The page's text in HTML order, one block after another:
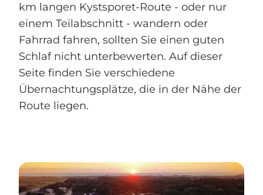
km langen Kystsporet-Route - oder nur
einem Teilabschnitt - wandern oder
Fahrrad fahren, sollten Sie einen guten
Schlaf nicht unterbewerten. Auf dieser
Seite finden Sie verschiedene
Übernachtungsplätze, die in der Nähe der
Route liegen.